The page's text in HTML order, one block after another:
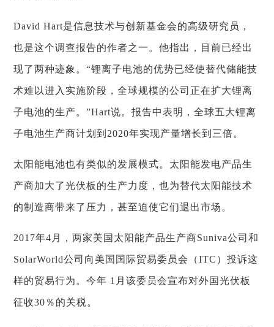
David Hart是信息技术与创新基金会的高级研究员，
也是这个调查报告的作者之一。他指出，目前已经出
现了两种迹象。“锂离子电池的优势已经使替代储能技
术难以进入实施阶段，全球规模的公司正在扩大锂离
子电池的生产。”Hart说。报告中表明，全球五大锂离
子电池生产商计划到2020年实现产量增长到三倍。
太阳能电池也有类似的发展模式。太阳能发电产品生
产商加大了光伏板的生产力度，也为替代太阳能技术
的制造商带来了压力，甚至迫使它们退出市场。
2017年4月，两家美国太阳能产品生产商Suniva公司和
SolarWorld公司向美国国际贸易委员会（ITC）投诉这
样的贸易行为。今年 1月该委员会宣布对外国光伏板
征收30％的关税。